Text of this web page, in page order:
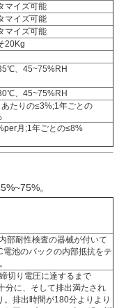
マイズ可能
マイズ可能
マイズ可能
20Kg
、45~75%RH
、45~75%RH
あたりの≤3%;1年ごとの
月;1年ごとの≤8%
。
部耐性検査の器械が付いて
電池のパックの内部抵抗をテ
切り電圧に達するまで
分に、そして排出満たされ
。排出時間が180分よりより